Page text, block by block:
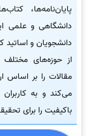
پایان‌نامه‌ها،
دانشگاهی و علمی
دانشجویان و اساتید
از حوزه‌های
مقالات را بر اساس
می‌کند و به
باکیفیت را برای